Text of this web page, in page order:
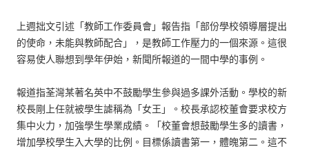
上週拙文引述「教師工作委員會」報告指「部份學校領導層提出
的使命，未能與教師配合」，是教師工作壓力的一個來源。這很
容易使人聯想到學年伊始，新聞所報道的一間中學的事例。
報道指荃灣某著名英中不鼓勵學生參與過多課外活動。學校的新
校長剛上任就被學生謔稱為「女王」。校長承認校董會要求校方
集中火力，加強學生學業成績。「校董會想鼓勵學生多的讀書，
增加學校學生入大學的比例。目標係讀書第一，體魄第二。這不